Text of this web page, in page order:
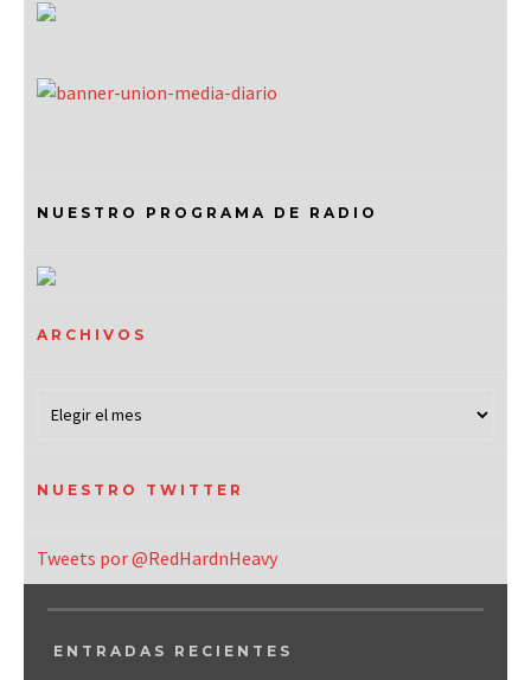
NUESTRO PROGRAMA DE RADIO
ARCHIVOS
NUESTRO TWITTER
Tweets por @RedHardnHeavy
ENTRADAS RECIENTES